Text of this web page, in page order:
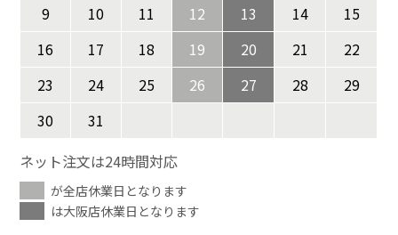
9
10 11 12 13 14
15
16
17 18 19 20 21
22
23
24 25 26 27 28
29
30
31
ネット注文は24時間対応
が全店休業日となります
は大阪店休業日となります